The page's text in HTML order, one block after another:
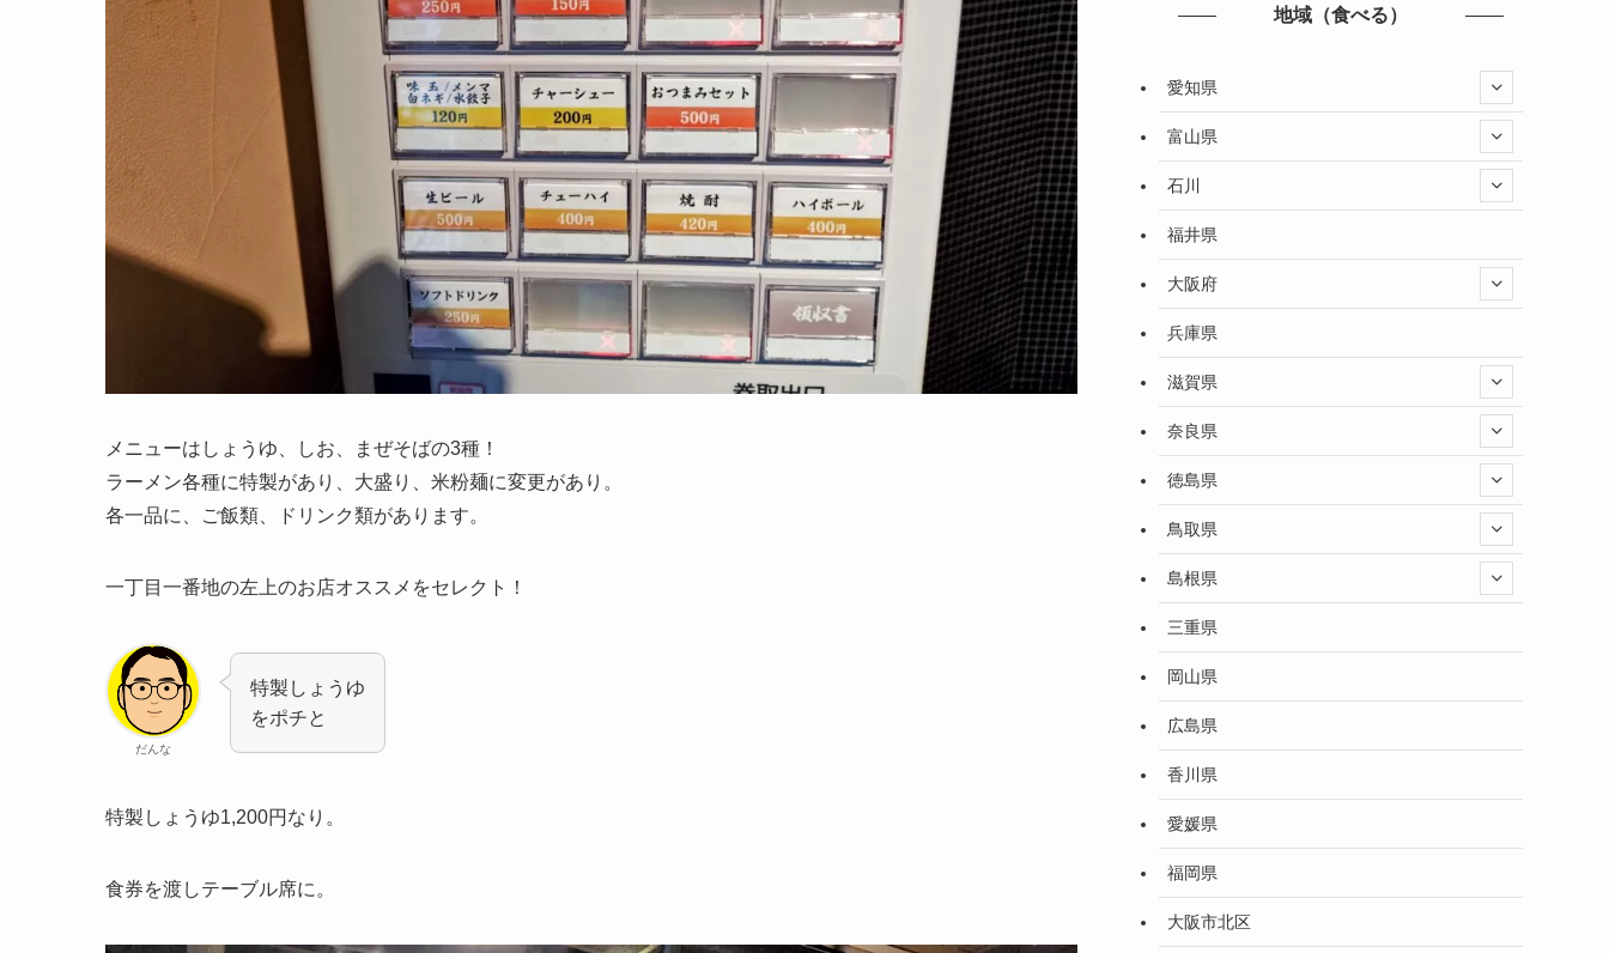
メニューはしょうゆ、しお、まぜそばの3種！
ラーメン各種に特製があり、大盛り、米粉麺に変更があり。
各一品に、ご飯類、ドリンク類があります。
一丁目一番地の左上のお店オススメをセレクト！
だんな
特製しょうゆ
をポチと
特製しょうゆ1,200円なり。
食券を渡しテーブル席に。
地域（食べる）
愛知県
富山県
石川
福井県
大阪府
兵庫県
滋賀県
奈良県
徳島県
鳥取県
島根県
三重県
岡山県
広島県
香川県
愛媛県
福岡県
大阪市北区